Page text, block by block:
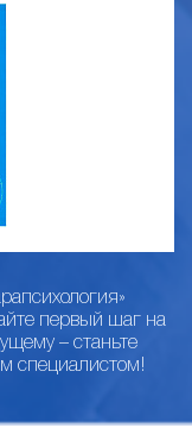
первый шаг на
– станьте
специалистом!